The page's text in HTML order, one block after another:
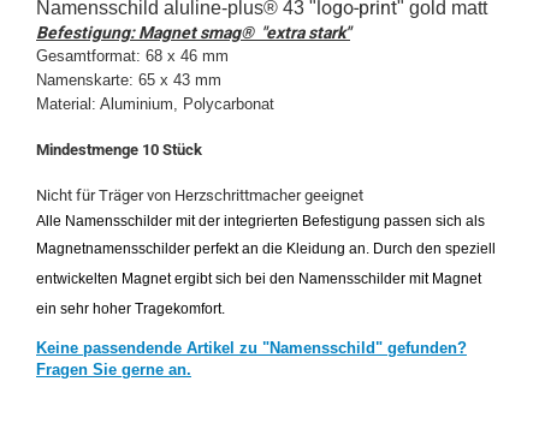
Namensschild aluline-plus® 43 "logo-print" gold matt
Befestigung: Magnet smag® "extra stark"
Gesamtformat: 68 x 46 mm
Namenskarte: 65 x 43 mm
Material: Aluminium, Polycarbonat
Mindestmenge 10 Stück
Nicht für Träger von Herzschrittmacher geeignet
Alle Namensschilder mit der integrierten Befestigung passen sich als
Magnetnamensschilder perfekt an die Kleidung an. Durch den speziell
entwickelten Magnet ergibt sich bei den Namensschilder mit Magnet
ein sehr hoher Tragekomfort.
Keine passendende Artikel zu "Namensschild" gefunden?
Fragen Sie gerne an.